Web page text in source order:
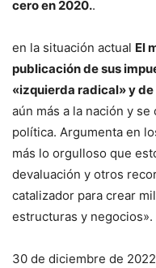
cero en 2020..
en la situación actual El
publicación de sus
«izquierda radical» y de
aún más a la nación y
política. Argumenta en
más lo orgulloso que
devaluación y otros
catalizador para crear
estructuras y negocios».
30 de diciembre de